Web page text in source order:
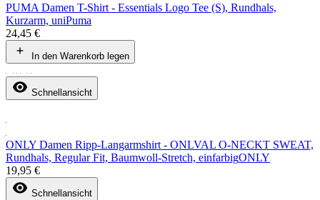
PUMA Damen T-Shirt - Essentials Logo Tee (S), Rundhals,
Kurzarm, uniPuma
24,45 €
In den Warenkorb legen
Schnellansicht
ONLY Damen Ripp-Langarmshirt - ONLVAL O-NECKT SWEAT,
Rundhals, Regular Fit, Baumwoll-Stretch, einfarbigONLY
19,95 €
Schnellansicht